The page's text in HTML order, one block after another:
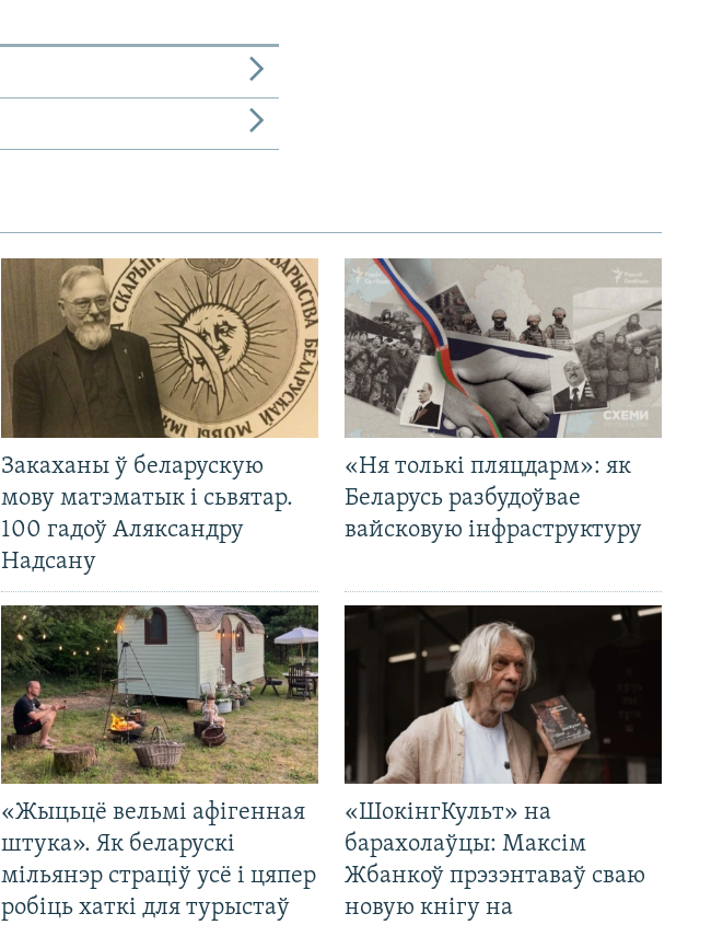
Закаханы ў беларускую
мову матэматык і сьвятар.
100 гадоў Аляксандру
Надсану
«Ня толькі пляцдарм»: як
Беларусь разбудоўвае
вайсковую інфраструктуру
«Жыцьцё вельмі афігенная
штука». Як беларускі
мільянэр страціў усё і цяпер
робіць хаткі для турыстаў
«ШокінгКульт» на
барахолаўцы: Максім
Жбанкоў прэзэнтаваў сваю
новую кнігу на